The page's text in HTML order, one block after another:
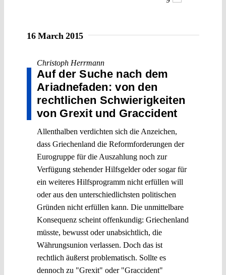
16 March 2015
Christoph Herrmann
Auf der Suche nach dem
Ariadnefaden: von den
rechtlichen Schwierigkeiten
von Grexit und Graccident
Allenthalben verdichten sich die Anzeichen,
dass Griechenland die Reformforderungen der
Eurogruppe für die Auszahlung noch zur
Verfügung stehender Hilfsgelder oder sogar für
ein weiteres Hilfsprogramm nicht erfüllen will
oder aus den unterschiedlichsten politischen
Gründen nicht erfüllen kann. Die unmittelbare
Konsequenz scheint offenkundig: Griechenland
müsste, bewusst oder unabsichtlich, die
Währungsunion verlassen. Doch das ist
rechtlich äußerst problematisch. Sollte es
dennoch zu "Grexit" oder "Graccident"